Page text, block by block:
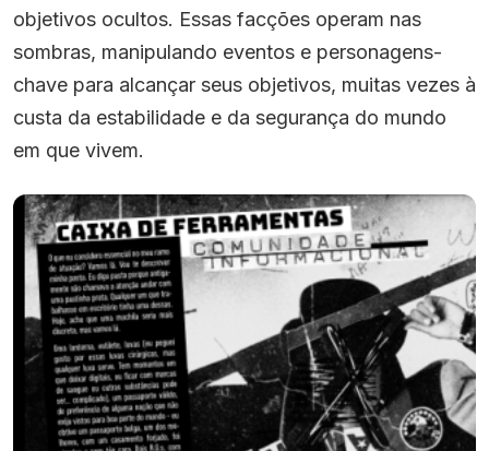
objetivos ocultos. Essas facções operam nas
sombras, manipulando eventos e personagens-
chave para alcançar seus objetivos, muitas vezes à
custa da estabilidade e da segurança do mundo
em que vivem.